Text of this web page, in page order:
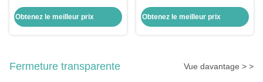
Obtenez le meilleur prix
Obtenez le meilleur prix
Fermeture transparente Vue davantage > >